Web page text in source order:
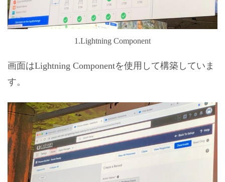
1.Lightning Component
画面はLightning Componentを使用して構築していま
す。